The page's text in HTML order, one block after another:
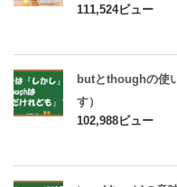
111,524ビュー
butとthoughの使
す）
102,988ビュー